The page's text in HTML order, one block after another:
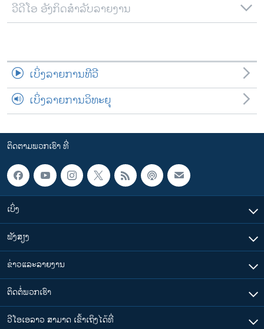
ວີດີໂອ ອັງກິດສຳລັບລາຍງານ
ເບິ່ງລາຍການທີວີ
ເບິ່ງລາຍການວິທະຍຸ
ຕິດຕາມພວກເຮົາ ທີ່
ເບິ່ງ
ຟັງສຽງ
ຂ່າວແລະລາຍງານ
ຕິດຕໍ່ພວກເຮົາ
ວີໂອເອລາວ ສາມາດ ເຂົ້າເຖິງໄດ້ທີ່